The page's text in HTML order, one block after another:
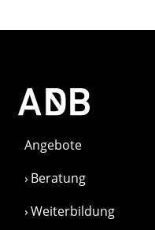
Angebote
Beratung
Weiterbildung